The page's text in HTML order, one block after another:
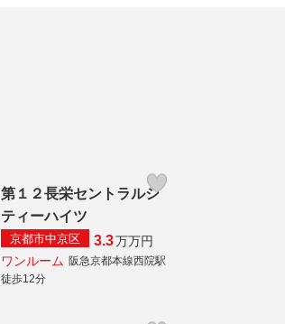
第１２長栄セントラルシ
ティーハイツ
京都市中京区 3.3万万円
ワンルーム 阪急京都本線西院駅
徒歩12分